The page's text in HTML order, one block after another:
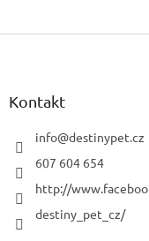
Z
Kontakt
info@destinypet.cz
607 604 654
http://
destiny_pet_cz/